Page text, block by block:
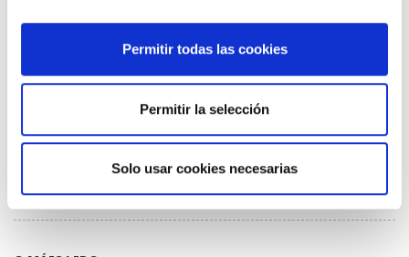
Permitir todas las cookies
Permitir la selección
Solo usar cookies necesarias
COLEGIADAS/OS EN ACTIVO QUE HAN EJERCIDO O EJERCEN
DISPONIBLE LA GRABACIÓN DE LA JORNADA «SALUD,
SOSTENIBILIDAD Y SISTEMA SANITARIO: UN COMPROMISO
GRABACIONES EN CONSULTAS MÉDICAS: RECURSOS
INFORMATIVOS Y CARTELERÍA PARA PROFESIONALES